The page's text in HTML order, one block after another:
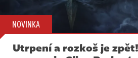
NOVINKA
Utrpení a rozkoš je